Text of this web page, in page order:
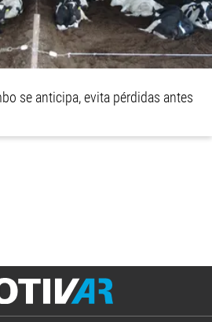
se anticipa, evita pérdidas antes